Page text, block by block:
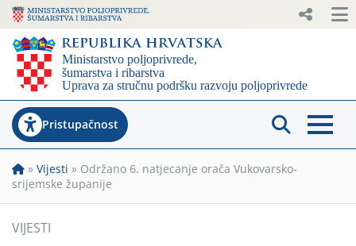
Pristupačnost
» Vijesti » Održano 6. natjecanje orača Vukovarsko-
srijemske županije
VIJESTI